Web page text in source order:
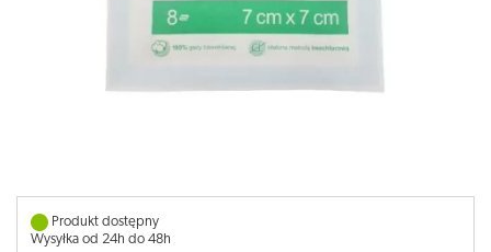
Produkt dostępny
Wysyłka od 24h do 48h